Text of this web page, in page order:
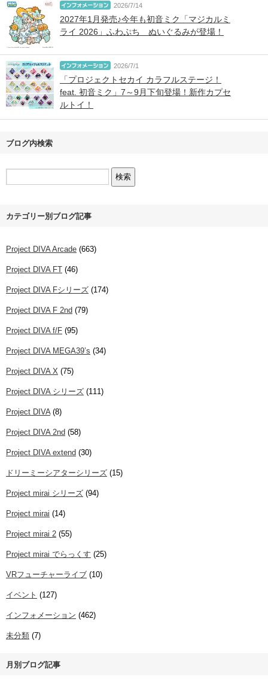
2026/7/14
2027年1月発売♪今年も初音ミク「マジカルミ
ライ 2026」ふわぷち ぬいぐるみが登場！
2026/7/1
「プロジェクトセカイ カラフルステージ！
feat. 初音ミク」7～9月下旬登場！新作カプセ
ルトイ！
ブログ内検索
カテゴリー別ブログ記事
Project DIVA Arcade (663)
Project DIVA FT (46)
Project DIVA Fシリーズ (174)
Project DIVA F 2nd (79)
Project DIVA f/F (95)
Project DIVA MEGA39’s (34)
Project DIVA X (75)
Project DIVA シリーズ (111)
Project DIVA (8)
Project DIVA 2nd (58)
Project DIVA extend (30)
ドリーミーシアターシリーズ (15)
Project mirai シリーズ (94)
Project mirai (14)
Project mirai 2 (55)
Project mirai でらっくす (25)
VRフューチャーライブ (10)
イベント (127)
インフォメーション (462)
未分類 (7)
月別ブログ記事